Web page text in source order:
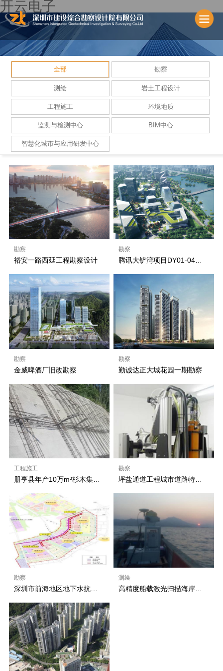
开云电子
全部 勘察
测绘 岩土工程设计
工程施工 环境地质
监测与检测中心 BIM中心
智慧化城市与应用研发中心
勘察
裕安一路西延工程勘察设计
勘察
腾讯大铲湾项目DY01-04地块、DY01-05地块、市政道路和市政设施详细勘察工程
勘察
金威啤酒厂旧改勘察
勘察
勤诚达正大城花园一期勘察
工程施工 勘察
勘察 测绘